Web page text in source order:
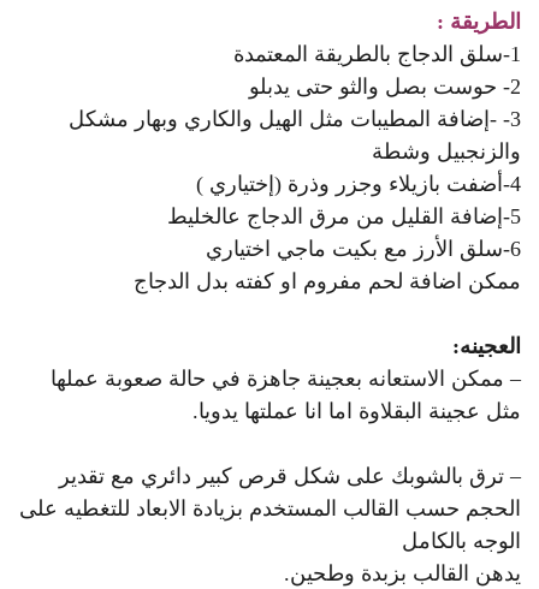
الطريقة :
1-سلق الدجاج بالطريقة المعتمدة
2- حوست بصل والثو حتى يدبلو
3- -إضافة المطيبات مثل الهيل والكاري وبهار مشكل
والزنجبيل وشطة
4-أضفت بازيلاء وجزر وذرة (إختياري )
5-إضافة القليل من مرق الدجاج عالخليط
6-سلق الأرز مع بكيت ماجي اختياري
ممكن اضافة لحم مفروم او كفته بدل الدجاج
العجينه:
– ممكن الاستعانه بعجينة جاهزة في حالة صعوبة عملها
مثل عجينة البقلاوة اما انا عملتها يدويا.
– ترق بالشوبك على شكل قرص كبير دائري مع تقدير
الحجم حسب القالب المستخدم بزيادة الابعاد للتغطيه على
الوجه بالكامل
يدهن القالب بزبدة وطحين.